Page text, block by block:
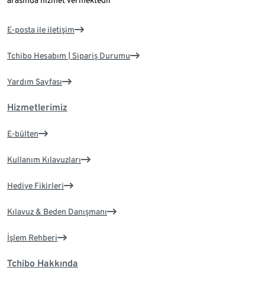
E-posta ile iletişim
Tchibo Hesabım | Sipariş Durumu
Yardım Sayfası
Hizmetlerimiz
E-bülten
Kullanım Kılavuzları
Hediye Fikirleri
Kılavuz & Beden Danışmanı
İşlem Rehberi
Tchibo Hakkında